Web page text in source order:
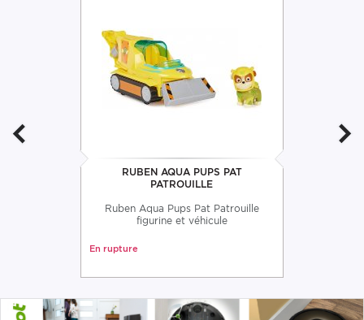
RUBEN AQUA PUPS PAT
PATROUILLE
Ruben Aqua Pups Pat Patrouille
figurine et véhicule
En rupture